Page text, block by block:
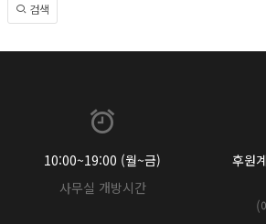
검색
10:00~19:00 (월~금)
사무실 개방시간
후원
(